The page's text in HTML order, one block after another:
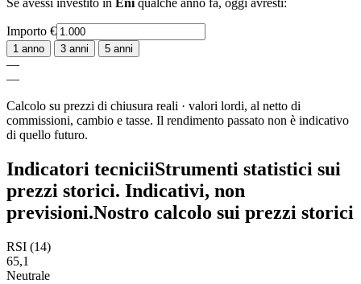
Se avessi investito in Eni qualche anno fa, oggi avresti:
Importo €
1 anno 3 anni 5 anni
—
—
Calcolo su prezzi di chiusura reali · valori lordi, al netto di
commissioni, cambio e tasse. Il rendimento passato non è indicativo
di quello futuro.
Indicatori tecniciiStrumenti statistici sui
prezzi storici. Indicativi, non
previsioni.Nostro calcolo sui prezzi storici
RSI (14)
65,1
Neutrale